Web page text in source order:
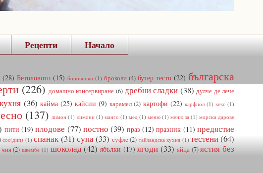
Рецепти Начало
(28) Бетоловото (15) боровинки (1) броколи (4) бутер тесто (22) българска
(226) домашно консервиране (6) дребни сладки (38) дулче де лече
(36) кайма (25) кайсии (9) карамел (2) картофи (22) карфиол (1) кекс (1)
(137) лимон (1) лимони (1) манго (1) мед (1) меню (1) меню за (1) морски дарове
пити (19) плодове (77) постно (39) праз (12) празник (11) предястие
сос(дип) (1) спанак (31) супа (33) суфле (2) тайландска кухня (1) тестени(64)
чия (2) шкембе (1) шоколад (42) ябълки (17) ягоди (33) яйца (7) ястия без